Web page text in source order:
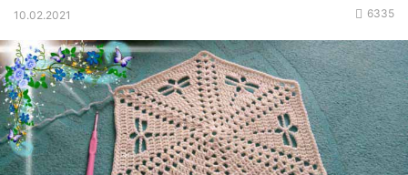
10.02.2021 6335